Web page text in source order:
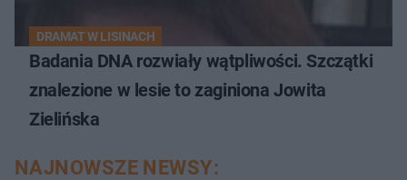
DRAMAT W LISINACH
Badania DNA rozwiały wątpliwości. Szczątki
znalezione w lesie to zaginiona Jowita
Zielińska
NAJNOWSZE NEWSY: